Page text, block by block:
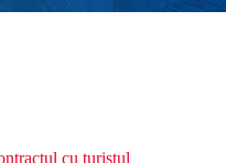
cu turistul